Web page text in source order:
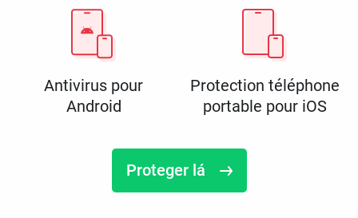
Antivirus pour
Android
Protection téléphone
portable pour iOS
Proteger lá